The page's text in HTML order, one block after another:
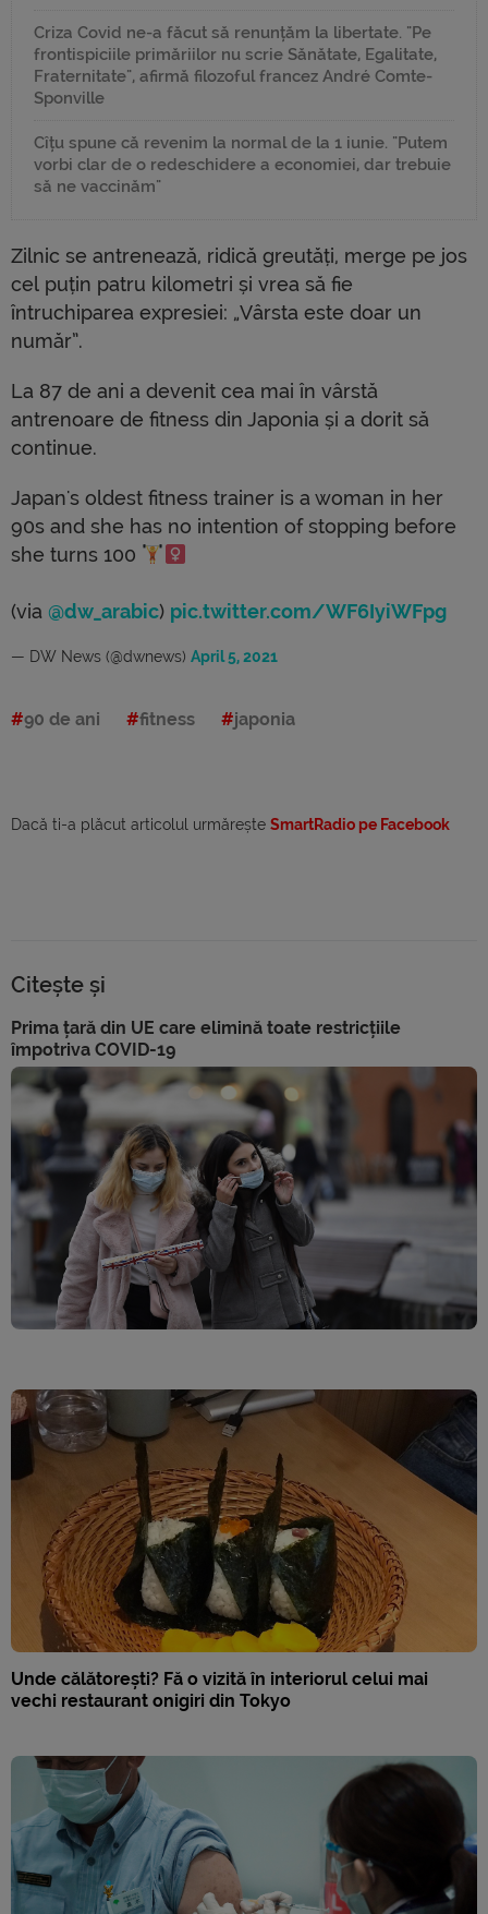
Criza Covid ne-a făcut să renunțăm la libertate. "Pe
frontispiciile primăriilor nu scrie Sănătate, Egalitate,
Fraternitate", afirmă filozoful francez André Comte-
Sponville
Cîțu spune că revenim la normal de la 1 iunie. "Putem
vorbi clar de o redeschidere a economiei, dar trebuie
să ne vaccinăm"
Zilnic se antrenează, ridică greutăți, merge pe jos
cel puțin patru kilometri și vrea să fie
întruchiparea expresiei: „Vârsta este doar un
număr”.
La 87 de ani a devenit cea mai în vârstă
antrenoare de fitness din Japonia și a dorit să
continue.
Japan's oldest fitness trainer is a woman in her
90s and she has no intention of stopping before
she turns 100
(via @dw_arabic) pic.twitter.com/WF6IyiWFpg
— DW News (@dwnews) April 5, 2021
90 de ani fitness japonia
Dacă ti-a plăcut articolul urmărește SmartRadio pe Facebook
Citește și
Prima țară din UE care elimină toate restricțiile
împotriva COVID-19
Unde călătorești? Fă o vizită în interiorul celui mai
vechi restaurant onigiri din Tokyo